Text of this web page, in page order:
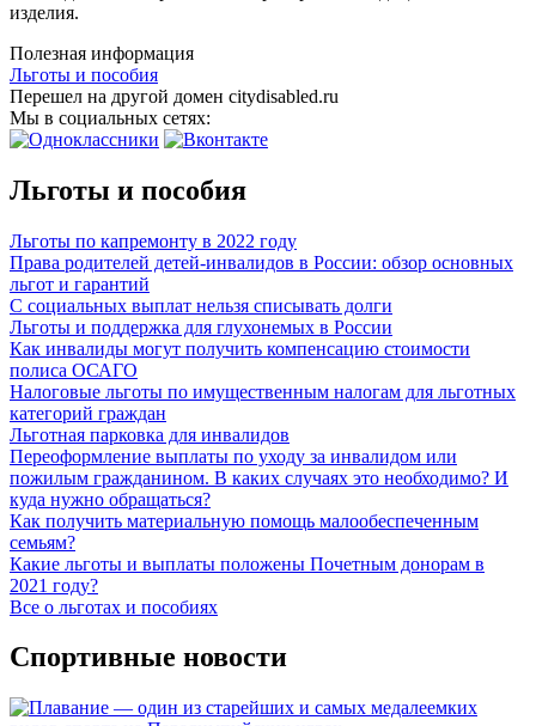
изделия.
Полезная информация
Льготы и пособия
Перешел на другой домен citydisabled.ru
Мы в социальных сетях:
Льготы и пособия
Льготы по капремонту в 2022 году
Права родителей детей-инвалидов в России: обзор основных
льгот и гарантий
С социальных выплат нельзя списывать долги
Льготы и поддержка для глухонемых в России
Как инвалиды могут получить компенсацию стоимости
полиса ОСАГО
Налоговые льготы по имущественным налогам для льготных
категорий граждан
Льготная парковка для инвалидов
Переоформление выплаты по уходу за инвалидом или
пожилым гражданином. В каких случаях это необходимо? И
куда нужно обращаться?
Как получить материальную помощь малообеспеченным
семьям?
Какие льготы и выплаты положены Почетным донорам в
2021 году?
Все о льготах и пособиях
Спортивные новости